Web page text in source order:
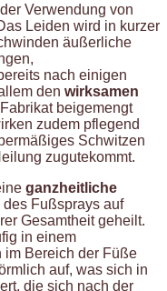
Verwendung von
Leiden wird in kurzer
äußerliche
nach einigen
den wirksamen
beigemengt
zudem pflegend
Schwitzen
zugutekommt.
ganzheitliche
Fußsprays auf
Gesamtheit geheilt.
in einem
im Bereich der Füße
auf, was sich in
die sich nach der